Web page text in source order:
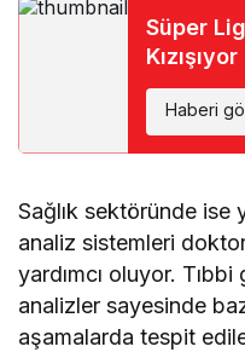
Süper
Kızışıyor
Haberi
Sağlık sektöründe
analiz sistemleri
yardımcı oluyor.
analizler sayesinde
aşamalarda tespit